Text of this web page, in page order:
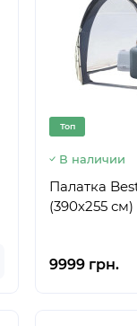
Топ
В наличии
Палатка
(390х255
9999 грн.